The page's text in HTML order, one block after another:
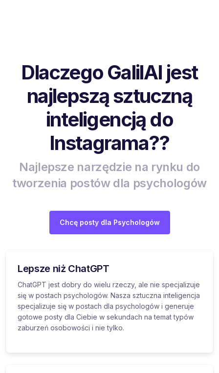
Dlaczego GalilAI jest
najlepszą sztuczną
inteligencją do
Instagrama??
Najlepsze narzędzie na rynku do
tworzenia postów dla psychologów
Chcę posty dla Psychologów
Lepsze niż ChatGPT
ChatGPT jest dobry do wielu rzeczy, ale nie specjalizuje
się w postach psychologów. Nasza sztuczna inteligencja
specjalizuje się w postach dla psychologów i generuje
gotowe posty dla Ciebie w sekundach na temat typów
zaburzeń osobowości i nie tylko.